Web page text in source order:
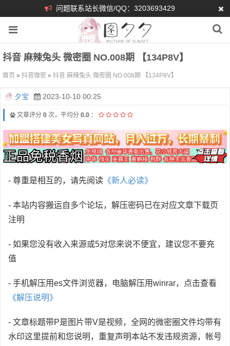
问题联系站长微信/QQ：3203693429
抖音 麻辣兔头 微密圈 NO.008期 【134P8V】
首页 » 抖音微密 » 抖音 麻辣兔头 微密圈 NO.008期 【134P8V】
夕宝 2023-10-10 00:25
文章评分 0 次，平均分 0.0 ：
- 尊重是相互的，请先阅读 《新人必读》
- 本站内容搬运自多个论坛，解压密码已在对应文章下载页
注明
- 如果您没有收入来源或5对您来说不便宜，建议您不要充
值
- 手机解压用es文件浏览器，电脑解压用winrar，点击查看
《解压说明》
- 文章标题带P是图片带V是视频，全网的微密圈文件均带有
水印这里提前和您说明，重复声明本站不发违规资源，帐号